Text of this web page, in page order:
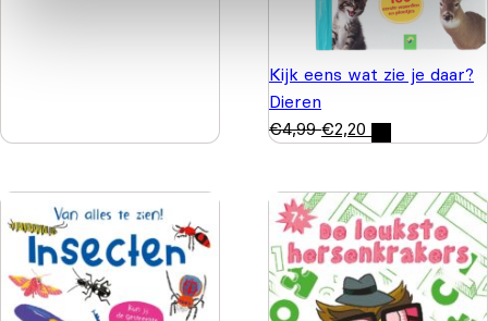
Kijk eens wat zie je daar?
Dieren
€4,99 €2,20